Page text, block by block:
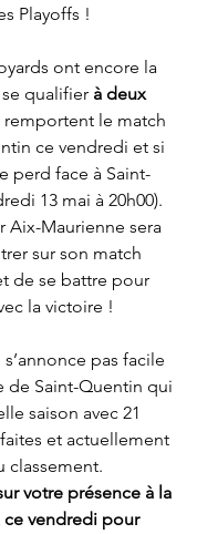
Playoffs !
ont encore la
qualifier à deux
remportent le match
ce vendredi et si
perd face à Saint-
13 mai à 20h00).
Aix-Maurienne sera
sur son match
de se battre pour
la victoire !
pas facile
de Saint-Quentin qui
saison avec 21
et actuellement
classement.
votre présence à la
ce vendredi pour